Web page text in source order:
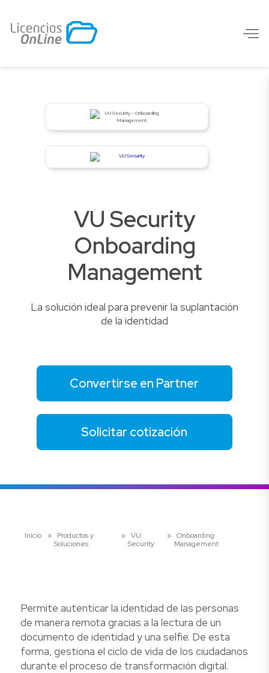
VU Security
Onboarding
Management
La solución ideal para prevenir la suplantación
de la identidad
Convertirse en Partner
Solicitar cotización
Inicio »
Productos y
Soluciones
» VU
Security
» Onboarding
Management
Permite autenticar la identidad de las personas
de manera remota gracias a la lectura de un
documento de identidad y una selfie. De esta
forma, gestiona el ciclo de vida de los ciudadanos
durante el proceso de transformación digital.